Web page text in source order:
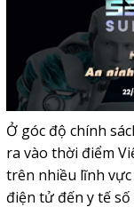
Ở góc độ chính
ra vào thời điểm
trên nhiều lĩnh
điện tử đến y tế